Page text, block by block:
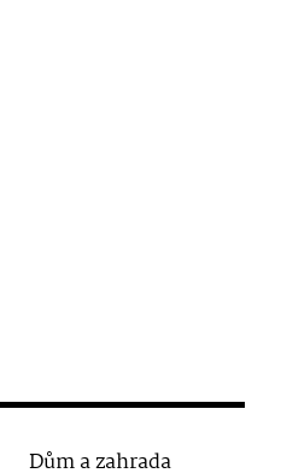
Dům a zahrada